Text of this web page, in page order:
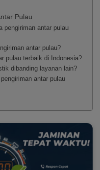
Pulau
pengiriman antar pulau
antar pulau?
pulau terbaik di Indonesia?
dibanding layanan lain?
antar pulau